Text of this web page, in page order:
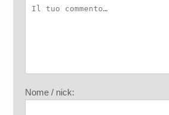
Nome / nick: